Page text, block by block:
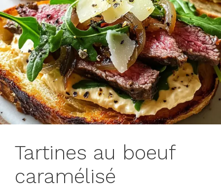
Tartines au boeuf
caramélisé